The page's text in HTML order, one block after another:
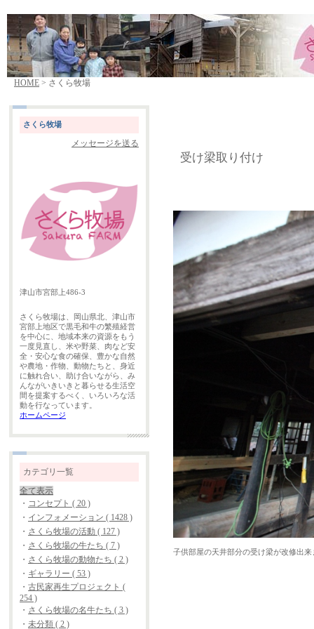
HOME > さくら牧場
さくら牧場
メッセージを送る
津山市宮部上486-3
さくら牧場は、岡山県北、津山市
宮部上地区で黒毛和牛の繁殖経営
を中心に、地域本来の資源をもう
一度見直し、米や野菜、肉など安
全・安心な食の確保、豊かな自然
や農地・作物、動物たちと、身近
に触れ合い、助け合いながら、み
んながいきいきと暮らせる生活空
間を提案するべく、いろいろな活
動を行なっています。
ホームページ
カテゴリ一覧
全て表示
・ コンセプト ( 20 )
・ インフォメーション ( 1428 )
・ さくら牧場の活動 ( 127 )
・ さくら牧場の牛たち ( 7 )
・ さくら牧場の動物たち ( 2 )
・ ギャラリー ( 53 )
・ 古民家再生プロジェクト (
254 )
・ さくら牧場の名牛たち ( 3 )
・ 未分類 ( 2 )
受け梁取り付け
子供部屋の天井部分の受け梁が改修出来